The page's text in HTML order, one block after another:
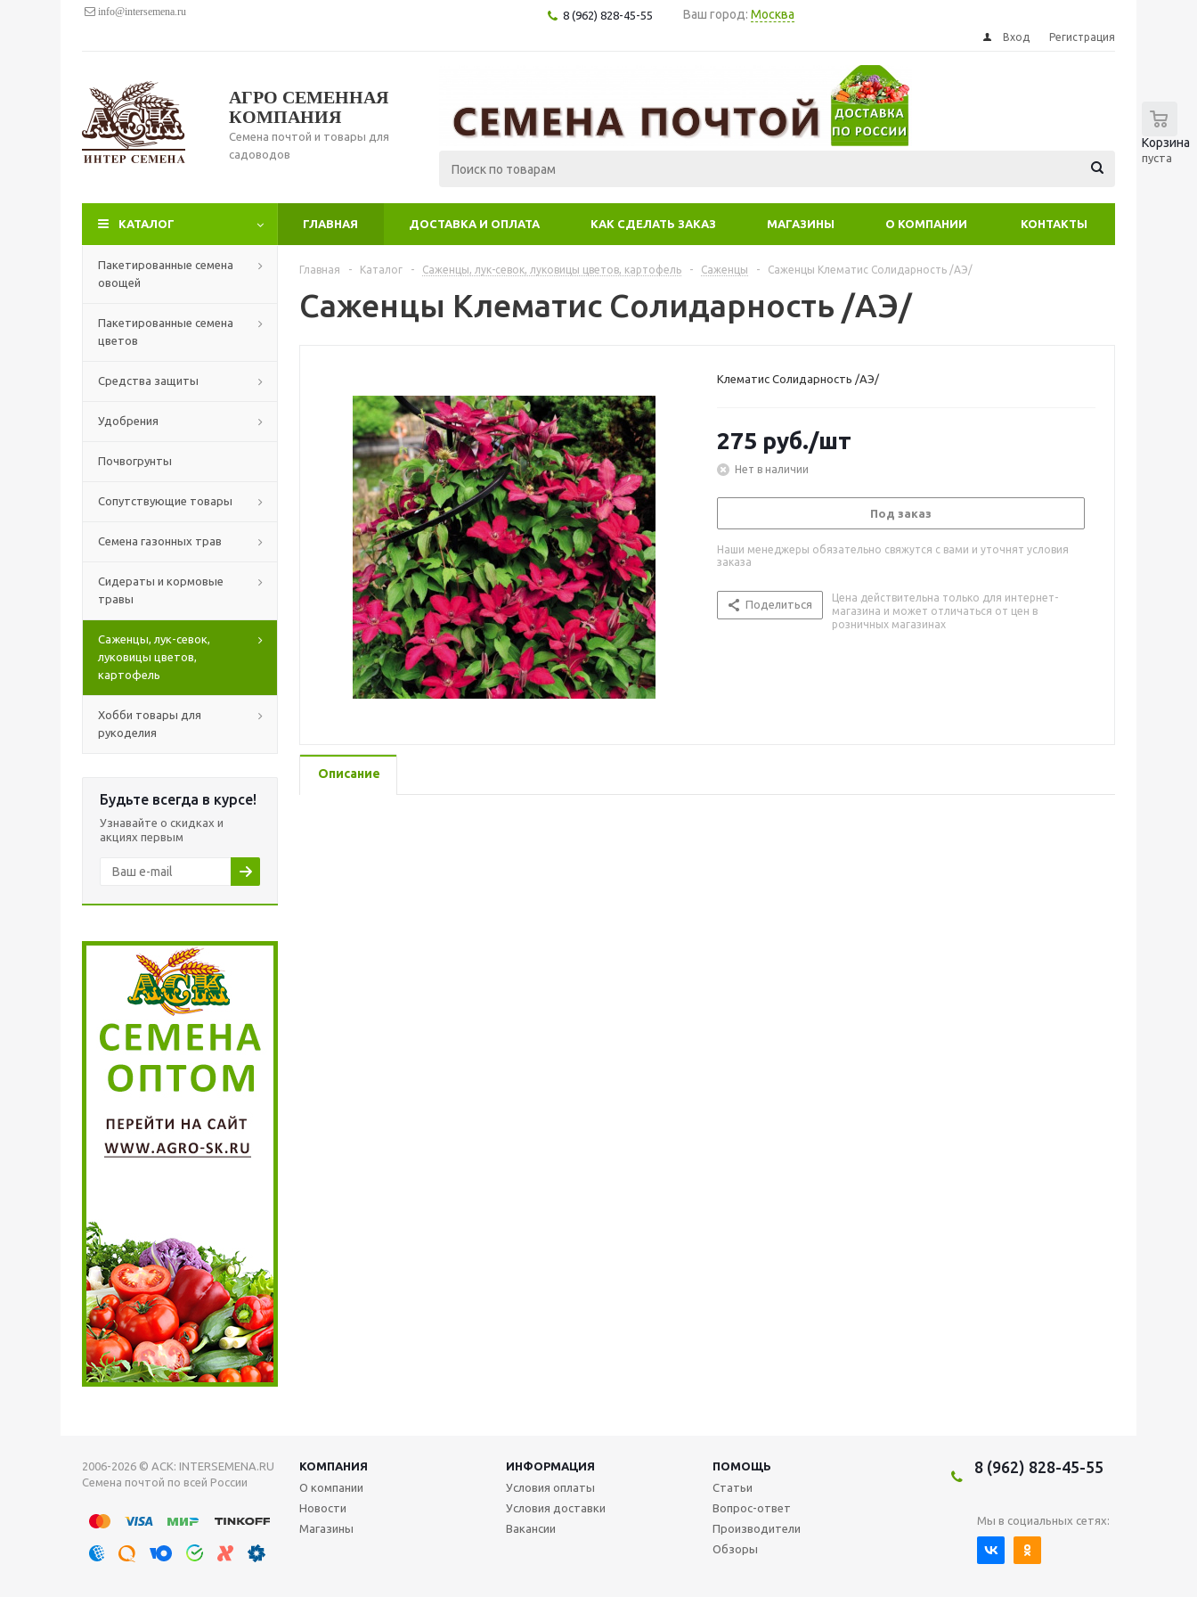
info@intersemena.ru 8 (962) 828-45-55 Ваш город: Москва
Вход Регистрация
АГРО СЕМЕННАЯ
КОМПАНИЯ
Семена почтой и товары для
садоводов
Корзина
пуста
КАТАЛОГ ГЛАВНАЯ ДОСТАВКА И ОПЛАТА КАК СДЕЛАТЬ ЗАКАЗ МАГАЗИНЫ О КОМПАНИИ КОНТАКТЫ
Пакетированные семена
овощей
Пакетированные семена
цветов
Средства защиты
Удобрения
Почвогрунты
Сопутствующие товары
Семена газонных трав
Сидераты и кормовые
травы
Саженцы, лук-севок,
луковицы цветов,
картофель
Хобби товары для
рукоделия
Будьте всегда в курсе!
Узнавайте о скидках и
акциях первым
Главная - Каталог - Саженцы, лук-севок, луковицы цветов, картофель - Саженцы - Саженцы Клематис Солидарность /АЭ/
Саженцы Клематис Солидарность /АЭ/
Клематис Солидарность /АЭ/
275 руб./шт
Нет в наличии
Под заказ
Наши менеджеры обязательно свяжутся с вами и уточнят условия
заказа
Поделиться
Цена действительна только для интернет-
магазина и может отличаться от цен в
розничных магазинах
Описание
2006-2026 © АСК: INTERSEMENA.RU
Семена почтой по всей России
КОМПАНИЯ ИНФОРМАЦИЯ
ПОМОЩЬ
О компании
Новости
Магазины
Условия оплаты
Условия доставки
Вакансии
Статьи
Вопрос-ответ
Производители
Обзоры
8 (962) 828-45-55
Мы в социальных сетях: